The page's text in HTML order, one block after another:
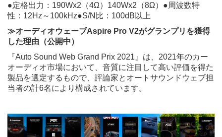
●定格出力：190Wx2（4Ω）140Wx2（8Ω）●周波数特
性：12Hz～100kHz●S/N比：100dB以上
≫オーディオウェーブAspire Pro V2がグランプリを獲得
した理由（公開中）
『Auto Sound Web Grand Prix 2021』は、2021年のカー
オーディオ市場において、音質に注目して高い評価を得た
製品を選定するもので、評論家とオートサウンドウェブ担
当者の計6名により構成されています。